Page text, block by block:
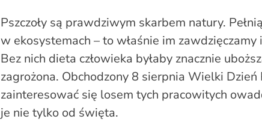
Pszczoły są prawdziwym skarbem natury.
w ekosystemach – to właśnie im
Bez nich dieta człowieka byłaby znacznie
zagrożona. Obchodzony 8 sierpnia Wielki Dzień
zainteresować się losem tych pracowitych
je nie tylko od święta.